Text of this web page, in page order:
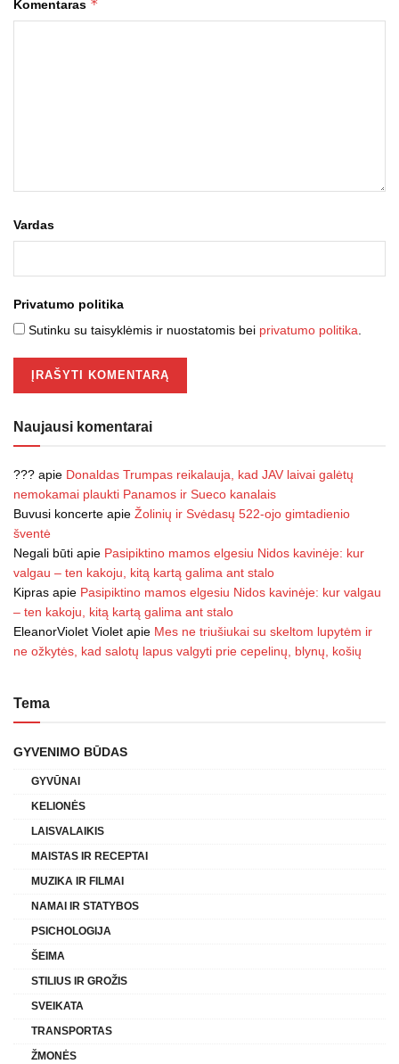
Komentaras *
Vardas
Privatumo politika
Sutinku su taisyklėmis ir nuostatomis bei privatumo politika.
Naujausi komentarai
??? apie Donaldas Trumpas reikalauja, kad JAV laivai galėtų
nemokamai plaukti Panamos ir Sueco kanalais
Buvusi koncerte apie Žolinių ir Svėdasų 522-ojo gimtadienio
šventė
Negali būti apie Pasipiktino mamos elgesiu Nidos kavinėje: kur
valgau – ten kakoju, kitą kartą galima ant stalo
Kipras apie Pasipiktino mamos elgesiu Nidos kavinėje: kur valgau
– ten kakoju, kitą kartą galima ant stalo
EleanorViolet Violet apie Mes ne triušiukai su skeltom lupytėm ir
ne ožkytės, kad salotų lapus valgyti prie cepelinų, blynų, košių
Tema
GYVENIMO BŪDAS
GYVŪNAI
KELIONĖS
LAISVALAIKIS
MAISTAS IR RECEPTAI
MUZIKA IR FILMAI
NAMAI IR STATYBOS
PSICHOLOGIJA
ŠEIMA
STILIUS IR GROŽIS
SVEIKATA
TRANSPORTAS
ŽMONĖS